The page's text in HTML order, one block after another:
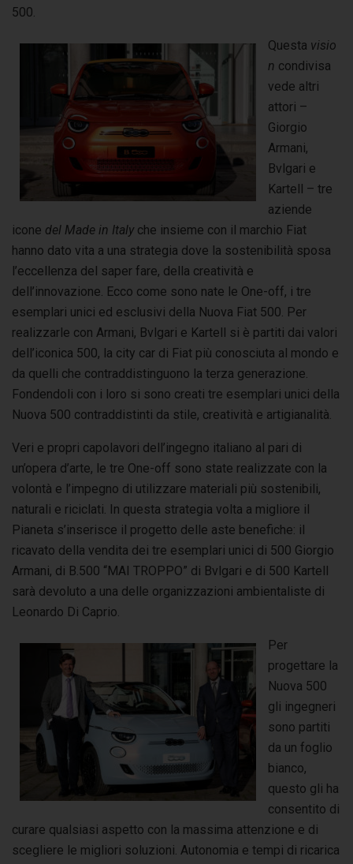
500.
Questa visio
n condivisa
vede altri
attori –
Giorgio
Armani,
Bvlgari e
Kartell – tre
aziende
icone del Made in Italyche insieme con il marchio Fiat
hanno dato vita a una strategia dove la sostenibilità sposa
l’eccellenza del saper fare, della creatività e
dell’innovazione. Ecco come sono nate le One-off, i tre
esemplari unici ed esclusivi della Nuova Fiat 500. Per
realizzarle con Armani, Bvlgari e Kartell si è partiti dai valori
dell’iconica 500, la city car di Fiat più conosciuta al mondo e
da quelli che contraddistinguono la terza generazione.
Fondendoli con i loro si sono creati tre esemplari unici della
Nuova 500 contraddistinti da stile, creatività e artigianalità.
Veri e propri capolavori dell’ingegno italiano al pari di
un’opera d’arte, le tre One-off sono state realizzate con la
volontà e l’impegno di utilizzare materiali più sostenibili,
naturali e riciclati. In questa strategia volta a migliore il
Pianeta s’inserisce il progetto delle aste benefiche: il
ricavato della vendita dei tre esemplari unici di 500 Giorgio
Armani, di B.500 “MAI TROPPO” di Bvlgari e di 500 Kartell
sarà devoluto a una delle organizzazioni ambientaliste di
Leonardo Di Caprio.
Per
progettare la
Nuova 500
gli ingegneri
sono partiti
da un foglio
bianco,
questo gli ha
consentito di
curare qualsiasi aspetto con la massima attenzione e di
scegliere le migliori soluzioni. Autonomia e tempi di ricarica